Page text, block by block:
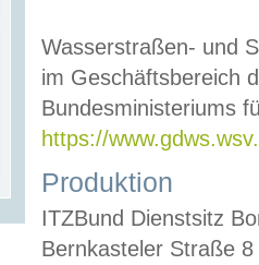
Wasserstraßen- und
im Geschäftsbereich
Bundesministeriums
https://
Produktion
ITZBund Dienstsitz
Bernkasteler Straße 8